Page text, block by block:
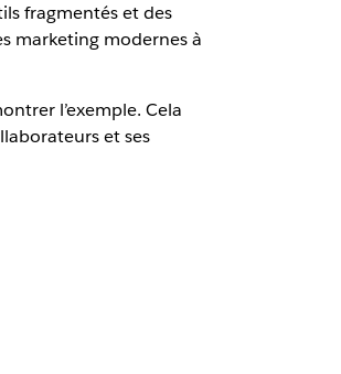
fragmentés et des
marketing modernes à
l’exemple. Cela
et ses